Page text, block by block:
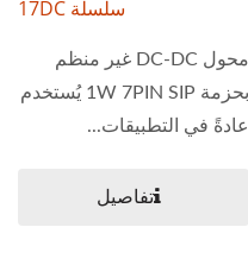
سلسلة 17DC
محول DC-DC غير منظم
بحزمة 1W 7PIN SIP يُستخدم
عادةً في التطبيقات...
تفاصيل